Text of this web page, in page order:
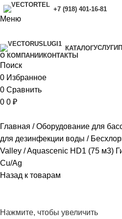
+7 (918) 401-16-81
Меню
КАТАЛОГУСЛУГИ
O КОМПАНИИ КОНТАКТЫ
Поиск
0 Избранное
0 Сравнить
0 0 ₽
Главная Оборудование для
для дезинфекции воды
Valley
Aquascenic HD1 (75 м3)
Cu/Ag
Назад к товарам
Нажмите, чтобы увеличить